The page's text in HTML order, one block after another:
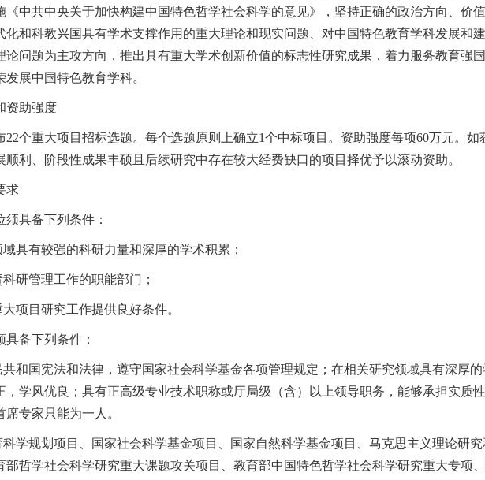
《中共中央关于加快构建中国特色哲学社会科学的意见》，坚持正确的政治方向、价
化和科教兴国具有学术支撑作用的重大理论和现实问题、对中国特色教育学科发展和
论问题为主攻方向，推出具有重大学术创新价值的标志性研究成果，着力服务教育强
展中国特色教育学科。
资助强度
22个重大项目招标选题。每个选题原则上确立1个中标项目。资助强度每项60万元。
顺利、阶段性成果丰硕且后续研究中存在较大经费缺口的项目择优予以滚动资助。
求
须具备下列条件：
具有较强的科研力量和深厚的学术积累；
研管理工作的职能部门；
项目研究工作提供良好条件。
具备下列条件：
共和国宪法和法律，遵守国家社会科学基金各项管理规定；在相关研究领域具有深厚
，学风优良；具有正高级专业技术职称或厅局级（含）以上领导职务，能够承担实质
专家只能为一人。
科学规划项目、国家社会科学基金项目、国家自然科学基金项目、马克思主义理论研
部哲学社会科学研究重大课题攻关项目、教育部中国特色哲学社会科学研究重大专项